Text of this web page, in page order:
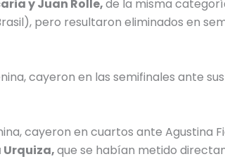
y Juan Rolle,de la misma
pero resultaron eliminados en
cayeron en las semifinales ante
cayeron en cuartos ante Agustina
Urquiza,que se habían metido